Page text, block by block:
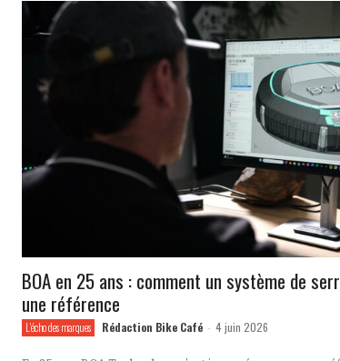
BOA en 25 ans : comment un système de
une référence
L'écho des marques Rédaction Bike Café - 4 juin 2026